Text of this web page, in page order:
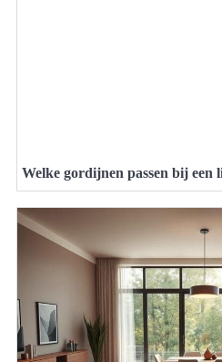
Welke gordijnen passen bij een